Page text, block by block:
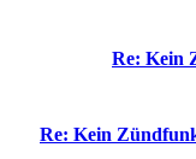
Re: Kein
Re: Kein